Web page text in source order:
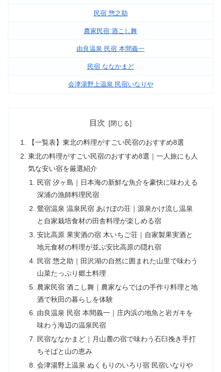
民宿 惣之助
農家民宿 酒こし舞
由良温泉 民宿 本間義一
民宿 ななかまど
会津湯野上温泉 民宿いなりや
目次
【一覧表】東北の料理がすごい民宿のおすすめ8選
東北の料理がすごい民宿のおすすめ8選｜一人旅にも人
気な安い宿を厳選紹介
民宿 汐ヶ島｜日本海の新鮮な魚介を豪快に味わえる
深浦の漁師料理民宿
鶯宿温泉 温泉民宿 あけぼの荘｜源泉かけ流し温泉
と自家栽培食材の田舎料理が楽しめる宿
安比高原 果実酒の宿 木いちご荘｜自家製果実酒と
地元食材の料理が並ぶ安比高原の隠れ宿
民宿 惣之助｜田沢湖の自然に囲まれた山里で味わう
山菜たっぷり郷土料理
農家民宿 酒こし舞｜農家ならではの手作り料理と地
酒で秋田の暮らしを体験
由良温泉 民宿 本間義一｜庄内浜の地魚と岩ガキを
味わう海辺の温泉民宿
民宿ななかまど｜月山麓の宿で味わう石臼挽き手打
ちそばと山の恵み
会津湯野上温泉 ぬくもりのいろり宿 民宿いなりや